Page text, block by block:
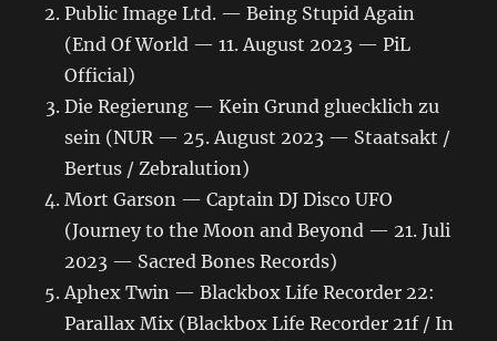
Public Image Ltd. — Being Stupid Again
(End Of World — 11. August 2023 — PiL
Official)
Die Regierung — Kein Grund gluecklich zu
sein (NUR — 25. August 2023 — Staatsakt /
Bertus / Zebralution)
Mort Garson — Captain DJ Disco UFO
(Journey to the Moon and Beyond — 21. Juli
2023 — Sacred Bones Records)
Aphex Twin — Blackbox Life Recorder 22:
Parallax Mix (Blackbox Life Recorder 21f / In